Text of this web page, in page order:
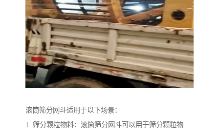
滚筒筛分网斗适用于以下场景：
1. 筛分颗粒物料：滚筒筛分网斗可以用于筛分颗粒物